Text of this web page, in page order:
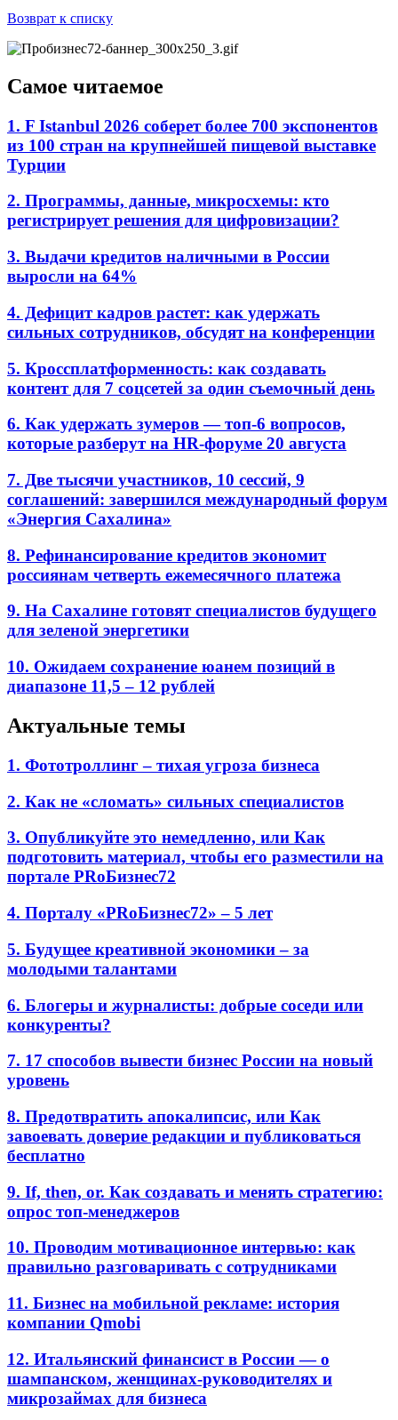
Возврат к списку
Самое читаемое
1. F Istanbul 2026 соберет более 700 экспонентов
из 100 стран на крупнейшей пищевой выставке
Турции
2. Программы, данные, микросхемы: кто
регистрирует решения для цифровизации?
3. Выдачи кредитов наличными в России
выросли на 64%
4. Дефицит кадров растет: как удержать
сильных сотрудников, обсудят на конференции
5. Кроссплатформенность: как создавать
контент для 7 соцсетей за один съемочный день
6. Как удержать зумеров — топ-6 вопросов,
которые разберут на HR-форуме 20 августа
7. Две тысячи участников, 10 сессий, 9
соглашений: завершился международный форум
«Энергия Сахалина»
8. Рефинансирование кредитов экономит
россиянам четверть ежемесячного платежа
9. На Сахалине готовят специалистов будущего
для зеленой энергетики
10. Ожидаем сохранение юанем позиций в
диапазоне 11,5 – 12 рублей
Актуальные темы
1. Фототроллинг – тихая угроза бизнеса
2. Как не «сломать» сильных специалистов
3. Опубликуйте это немедленно, или Как
подготовить материал, чтобы его разместили на
портале PRоБизнес72
4. Порталу «PRоБизнес72» – 5 лет
5. Будущее креативной экономики – за
молодыми талантами
6. Блогеры и журналисты: добрые соседи или
конкуренты?
7. 17 способов вывести бизнес России на новый
уровень
8. Предотвратить апокалипсис, или Как
завоевать доверие редакции и публиковаться
бесплатно
9. If, then, or. Как создавать и менять стратегию:
опрос топ-менеджеров
10. Проводим мотивационное интервью: как
правильно разговаривать с сотрудниками
11. Бизнес на мобильной рекламе: история
компании Qmobi
12. Итальянский финансист в России — о
шампанском, женщинах-руководителях и
микрозаймах для бизнеса